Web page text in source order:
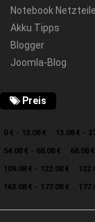
Notebook Netzteile
Akku Tipps
Blogger
Joomla-Blog
Preis
0 € - 13.08 € 13.08 € -
54.08 € - 68.08 €
68.08
109.08 € - 122.08 €
163.08 € - 177.08 €